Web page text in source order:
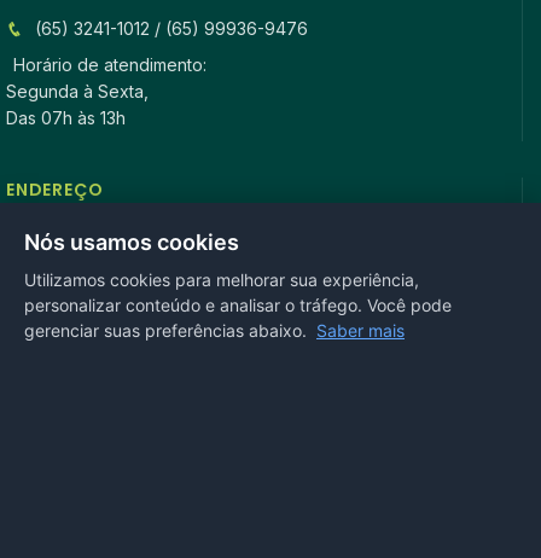
(65) 3241-1012 / (65) 99936-9476
Horário de atendimento:
Segunda à Sexta,
Das 07h às 13h
ENDEREÇO
Rua Antonio Tavares, n° 3310, Centro CEP: 78.280-000 -
Mirassol D’Oeste, MT
REDES SOCIAIS
Nós usamos cookies
Utilizamos cookies para melhorar sua experiência,
personalizar conteúdo e analisar o tráfego. Você pode
gerenciar suas preferências abaixo. Saber mais